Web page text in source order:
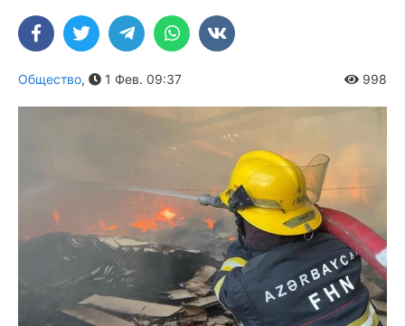
Общество, 1 Фев. 09:37 998